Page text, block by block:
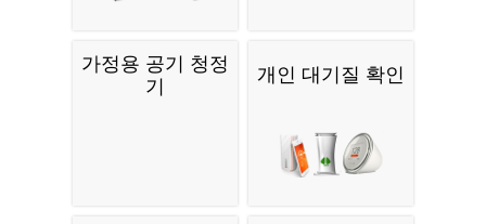
가정용 공기 청정
기
개인 대기질 확인